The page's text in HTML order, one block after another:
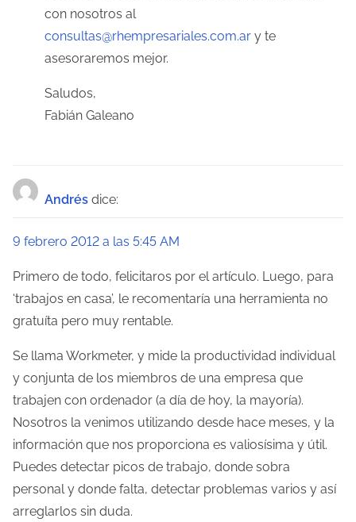
con nosotros al
consultas@rhempresariales.com.ar y te
asesoraremos mejor.
Saludos,
Fabián Galeano
Andrés dice:
9 febrero 2012 a las 5:45 AM
Primero de todo, felicitaros por el artículo. Luego, para
‘trabajos en casa’, le recomentaría una herramienta no
gratuíta pero muy rentable.
Se llama Workmeter, y mide la productividad individual
y conjunta de los miembros de una empresa que
trabajen con ordenador (a día de hoy, la mayoría).
Nosotros la venimos utilizando desde hace meses, y la
información que nos proporciona es valiosísima y útil.
Puedes detectar picos de trabajo, donde sobra
personal y donde falta, detectar problemas varios y así
arreglarlos sin duda.